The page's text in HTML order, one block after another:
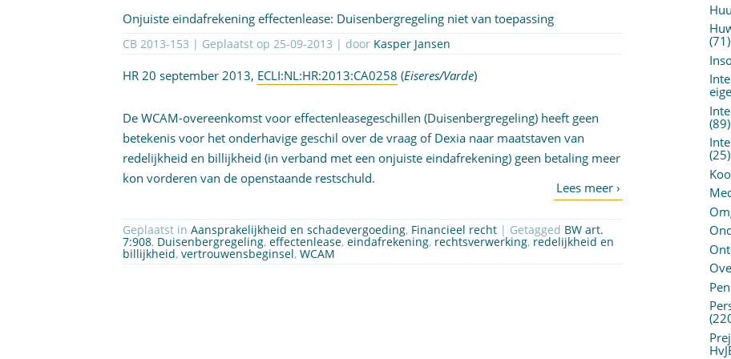
Onjuiste eindafrekening effectenlease: Duisenbergregeling niet van toepassing
CB 2013-153 | Geplaatst op25-09-2013 | door Kasper Jansen
HR 20 september 2013, ECLI:NL:HR:2013:CA0258 (Eiseres/Varde)
De WCAM-overeenkomst voor effectenleasegeschillen (Duisenbergregeling) heeft geen
betekenis voor het onderhavige geschil over de vraag of Dexia naar maatstaven van
redelijkheid en billijkheid (in verband met een onjuiste eindafrekening) geen betaling meer
kon vorderen van de openstaande restschuld.
Geplaatst inAansprakelijkheid en schadevergoeding, Financieel recht | Getagged BW art.
7:908, Duisenbergregeling,effectenlease,eindafrekening, rechtsverwerking, redelijkheid en
billijkheid,vertrouwensbeginsel,WCAM
(71)
(89)
(25)